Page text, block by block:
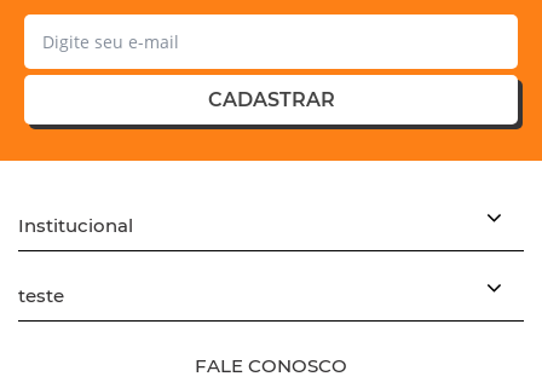
CADASTRAR
Institucional
teste
FALE CONOSCO